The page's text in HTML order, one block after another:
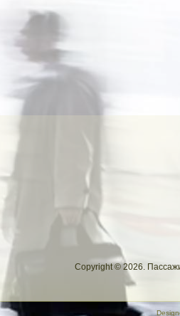
Copyright © 2026.